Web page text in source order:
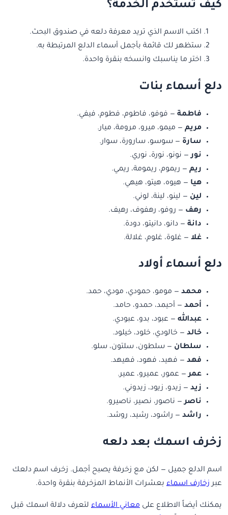
كيف تستخدم الخدمة؟
اكتب الاسم الذي تريد معرفة دلعه في صندوق البحث.
ستظهر لك قائمة بأجمل أسماء الدلع المرتبطة به.
اختر ما يناسبك وانسخه بنقرة واحدة.
دلع أسماء بنات
فاطمة — فوفو، فاطوم، فطوم، فيفي.
مريم — ميمو، ميرو، مرومة، ميار.
سارة — سوسو، سارورة، سوار.
نور— نونو، نورة، نوري.
ريم — ريموم، ريمومة، ريمي.
هيا — هيوه، هيتو، هيهي.
لين — لينو، لينة، لوني.
رهف — روفو، رهفوف، رهيف.
دانة — دانو، دانيتو، دودة.
غلا — غلوة، غلوم، غلالة.
دلع أسماء أولاد
محمد — مومو، حمودي، مودي، حمد.
أحمد — أحيمد، حمدو، حامد.
عبدالله — عبود، بدو، عبودي.
خالد — خالودي، خلود، خيلود.
سلطان — سلطون، سلتون، سلو.
فهد — فهيد، فهود، فهيهد.
عمر— عمور، عميرو، عمير.
زيد — زيدو، زيود، زيدوني.
ناصر— ناصور، نصير، ناصيرو.
راشد — راشود، رشيد، روشد.
زخرف اسمك بعد دلعه
اسم الدلع جميل — لكن مع زخرفة يصبح أجمل. زخرف اسم دلعك
عبرزخارف اسماء بعشرات الأنماط المزخرفة بنقرة واحدة.
يمكنك أيضاً الاطلاع على معاني الأسماء لتعرف دلالة اسمك قبل